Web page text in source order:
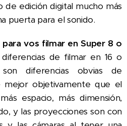
de edición digital mucho más
puerta para el sonido.
vos filmar en Super 8 o
diferencias de filmar en 16 o
diferencias obvias de
mejor objetivamente que el
espacio, más dimensión,
y las proyecciones son con